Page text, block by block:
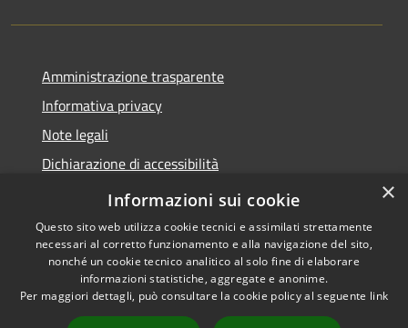
Amministrazione trasparente
Informativa privacy
Note legali
Dichiarazione di accessibilità
Obiettivi accessibilità
Accessibilità
Copyright © 2026 • Comune di
Chiari • Powered by
×
Informazioni sui cookie
Questo sito web utilizza cookie tecnici e assimilati strettamente
necessari al corretto funzionamento e alla navigazione del sito,
nonché un cookie tecnico analitico al solo fine di elaborare
informazioni statistiche, aggregate e anonime.
Per maggiori dettagli, può consultare la cookie policy al seguente link